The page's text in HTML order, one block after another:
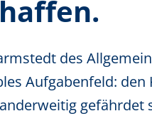
des
Aufgabenfeld:
gefährdet